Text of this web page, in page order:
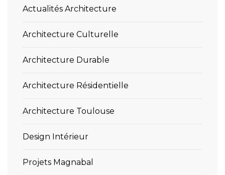
Actualités Architecture
Architecture Culturelle
Architecture Durable
Architecture Résidentielle
Architecture Toulouse
Design Intérieur
Projets Magnabal